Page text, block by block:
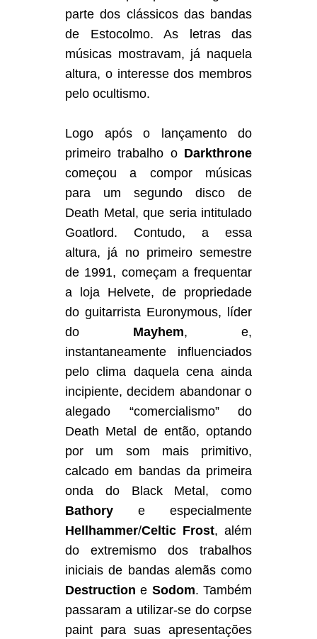
parte dos clássicos das bandas
de Estocolmo. As letras das
músicas mostravam, já naquela
altura, o interesse dos membros
pelo ocultismo.
Logo após o lançamento do
primeiro trabalho o Darkthrone
começou a compor músicas
para um segundo disco de
Death Metal, que seria intitulado
Goatlord. Contudo, a essa
altura, já no primeiro semestre
de 1991, começam a frequentar
a loja Helvete, de propriedade
do guitarrista Euronymous, líder
do Mayhem, e,
instantaneamente influenciados
pelo clima daquela cena ainda
incipiente, decidem abandonar o
alegado “comercialismo” do
Death Metal de então, optando
por um som mais primitivo,
calcado em bandas da primeira
onda do Black Metal, como
Bathory e especialmente
Hellhammer/Celtic Frost, além
do extremismo dos trabalhos
iniciais de bandas alemãs como
Destruction e Sodom. Também
passaram a utilizar-se do corpse
paint para suas apresentações